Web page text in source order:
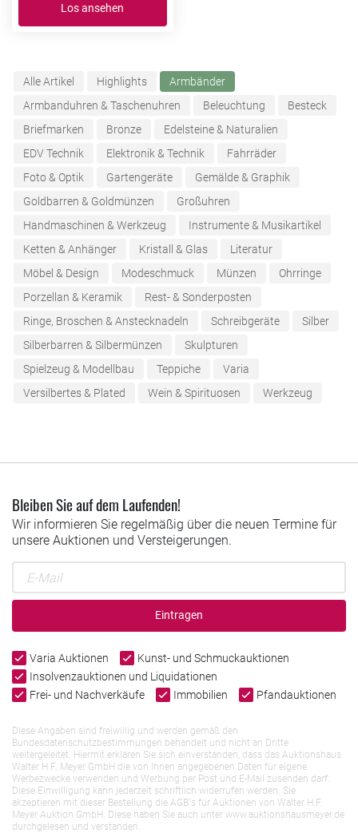
Los ansehen
Alle Artikel Highlights
Armbänder
Armbanduhren & Taschenuhren
Beleuchtung
Besteck
Briefmarken
Bronze
Edelsteine & Naturalien
EDV Technik
Elektronik & Technik
Fahrräder
Foto & Optik
Gartengeräte
Gemälde & Graphik
Goldbarren & Goldmünzen
Großuhren
Handmaschinen & Werkzeug
Instrumente & Musikartikel
Ketten & Anhänger
Kristall & Glas
Literatur
Möbel & Design
Modeschmuck Münzen
Ohrringe
Porzellan & Keramik
Rest- & Sonderposten
Ringe, Broschen & Anstecknadeln
Schreibgeräte
Silber
Silberbarren & Silbermünzen
Skulpturen
Spielzeug & Modellbau
Teppiche
Varia
Versilbertes & Plated
Wein & Spirituosen Werkzeug
Bleiben Sie auf dem Laufenden!
Wir informieren Sie regelmäßig über die neuen Termine für
unsere Auktionen und Versteigerungen.
Eintragen
Varia Auktionen
Kunst- und Schmuckauktionen
Insolvenzauktionen und Liquidationen
Frei- und Nachverkäufe
Immobilien Pfandauktionen
Diese Angaben sind freiwillig und werden gemäß den
Bundesdatenschutzbestimmungen behandelt und nicht an Dritte
weitergeleitet. Hiermit erklären Sie sich einverstanden, dass das Auktionshaus
Walter H.F. Meyer GmbH die von Ihnen angegebenen Daten für eigene
Werbezwecke verwenden und Werbung per Post und E-Mail zusenden darf.
Diese Einwilligung kann jederzeit schriftlich widerrufen werden. Sie
akzeptieren mit dieser Bestellung die AGB`s für Auktionen von Walter H.F.
Meyer Auktion GmbH. Diese haben Sie auch unter www.auktionshausmeyer.de
durchgelesen und verstanden.